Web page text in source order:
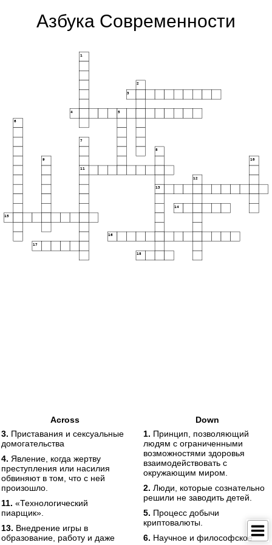
Азбука Современности
1
2
3
4 5
6
7
8
9 10
11
12
13
14
15
16
17
18
Across
3. Приставания и сексуальные
домогательства
4. Явление, когда жертву
преступления или насилия
обвиняют в том, что с ней
произошло.
11. «Технологический
пиарщик».
13. Внедрение игры в
образование, работу и даже
Down
1. Принцип, позволяющий
людям с ограниченными
возможностями здоровья
взаимодействовать с
окружающим миром.
2. Люди, которые сознательно
решили не заводить детей.
5. Процесс добычи
криптовалюты.
6. Научное и философское